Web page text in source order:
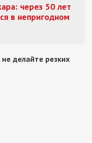
через 50 лет
в непригодном
делайте резких